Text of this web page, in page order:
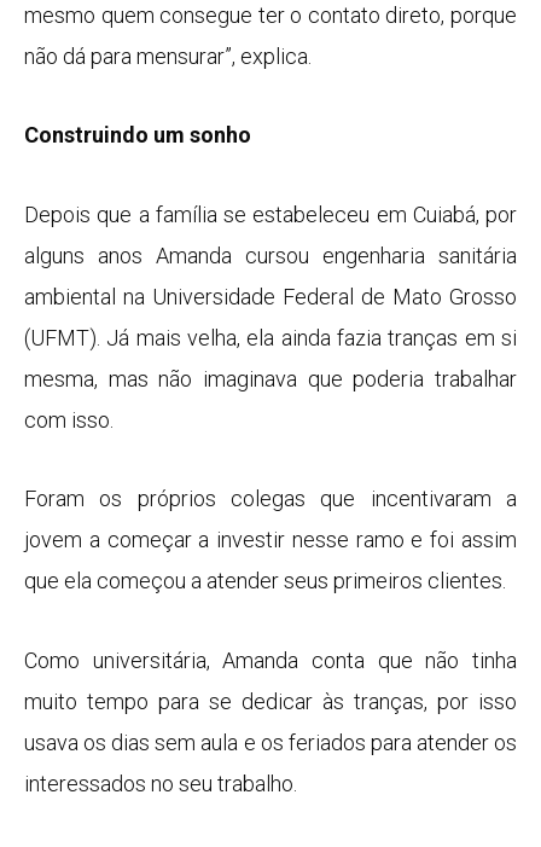
mesmo quem consegue ter o contato direto, porque
não dá para mensurar”, explica.
Construindo um sonho
Depois que a família se estabeleceu em Cuiabá, por
alguns anos Amanda cursou engenharia sanitária
ambiental na Universidade Federal de Mato Grosso
(UFMT). Já mais velha, ela ainda fazia tranças em si
mesma, mas não imaginava que poderia trabalhar
com isso.
Foram os próprios colegas que incentivaram a
jovem a começar a investir nesse ramo e foi assim
que ela começou a atender seus primeiros clientes.
Como universitária, Amanda conta que não tinha
muito tempo para se dedicar às tranças, por isso
usava os dias sem aula e os feriados para atender os
interessados no seu trabalho.